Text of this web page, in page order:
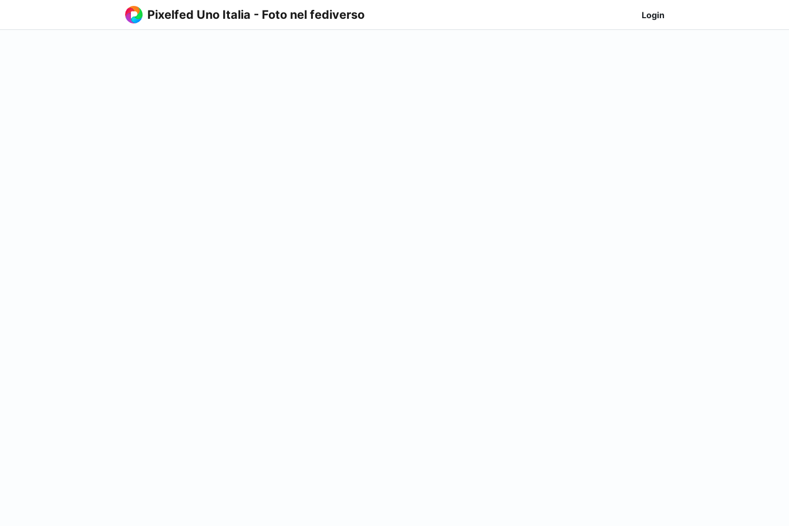
Pixelfed Uno Italia - Foto nel fediverso Login